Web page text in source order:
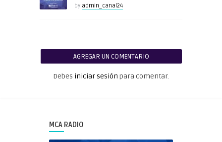
by admin_canal24
AGREGAR UN COMENTARIO
Debes iniciar sesión para comentar.
MCA RADIO